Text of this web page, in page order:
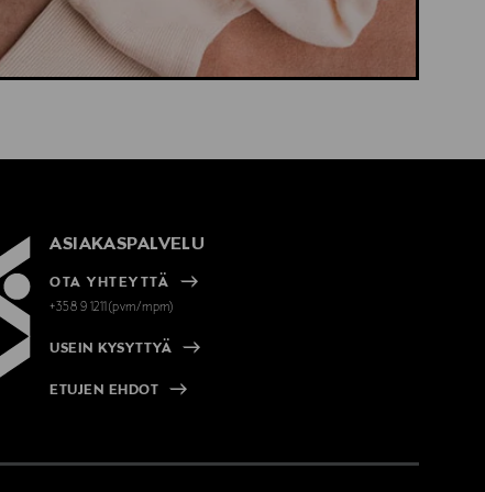
ASIAKASPALVELU
OTA YHTEYTTÄ
+358 9 1211(pvm/mpm)
USEIN KYSYTTYÄ
ETUJEN EHDOT